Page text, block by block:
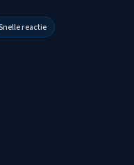
reactie